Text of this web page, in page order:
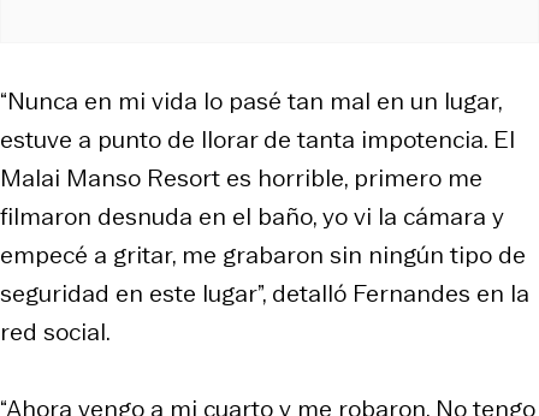
“Nunca en mi vida lo pasé tan mal en un lugar,
estuve a punto de llorar de tanta impotencia. El
Malai Manso Resort es horrible, primero me
filmaron desnuda en el baño, yo vi la cámara y
empecé a gritar, me grabaron sin ningún tipo de
seguridad en este lugar”, detalló Fernandes en la
red social.
“Ahora vengo a mi cuarto y me robaron. No tengo